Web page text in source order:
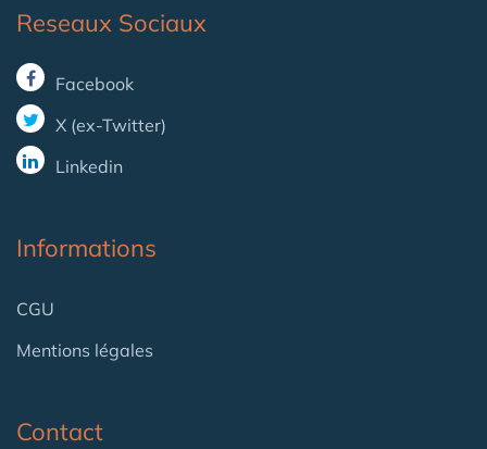
Reseaux Sociaux
Facebook
X (ex-Twitter)
Linkedin
Informations
CGU
Mentions légales
Contact